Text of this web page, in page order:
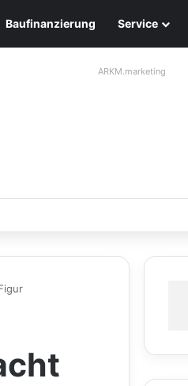
Baufinanzierung Service
ARKM.marketing